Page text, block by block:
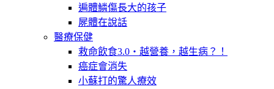
遍體鱗傷長大的孩子
屍體在說話
醫療保健
救命飲食3.0‧越營養，越生病？！
癌症會消失
小蘇打的驚人療效